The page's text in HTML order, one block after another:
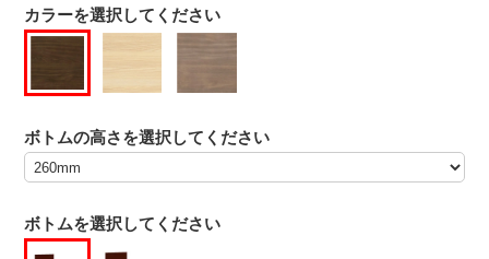
カラーを選択してください
ボトムの高さを選択してください
ボトムを選択してください